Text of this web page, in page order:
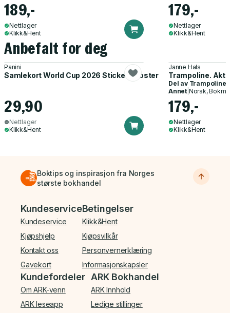
189,-
Nettlager
Klikk&Hent
179,-
Nettlager
Klikk&Hent
Anbefalt for deg
Panini
Samlekort World Cup 2026 Sticker Booster
29,90
Nettlager
Klikk&Hent
Janne Hals
Trampoline.
Del av Trampoline
Annet| Norsk,
179,-
Nettlager
Klikk&Hent
Boktips og inspirasjon fra Norges
største bokhandel
Bunnmeny
Kundeservice
Kundeservice
Kjøpshjelp
Kontakt oss
Gavekort
Betingelser
Klikk&Hent
Kjøpsvilkår
Personvernerklæring
Informasjonskapsler
Kundefordeler
Om ARK-venn
ARK leseapp
ARK Bokhandel
ARK Innhold
Ledige stillinger